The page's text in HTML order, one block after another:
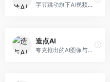
字节跳动旗下AI视频创作平台，支持多模态内容生成。面向内容创作者和营销人员，提供文生视频、图生视频、智能剪辑等功能，中文理解能力强，创作效率高。
造点AI
夸克推出的AI图像与视频创作平台。面向普通用户和内容创作者，提供文生图、文生视频等功能，操作简便，与夸克生态深度整合。